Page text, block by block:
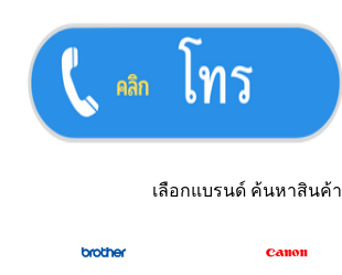
เลือกแบรนด์ ค้นหาสินค้า